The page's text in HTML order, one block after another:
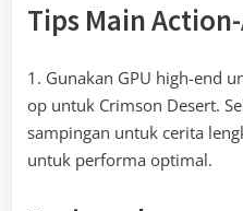
Tips Main
1. Gunakan GPU high-end
op untuk Crimson Desert.
sampingan untuk cerita
untuk performa optimal.